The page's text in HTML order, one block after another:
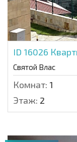
ID 16026
Святой Влас
Комнат: 1
Этаж: 2